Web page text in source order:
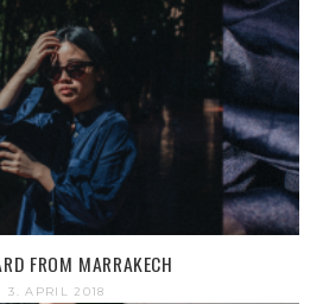
FROM MARRAKECH
3. APRIL 2018